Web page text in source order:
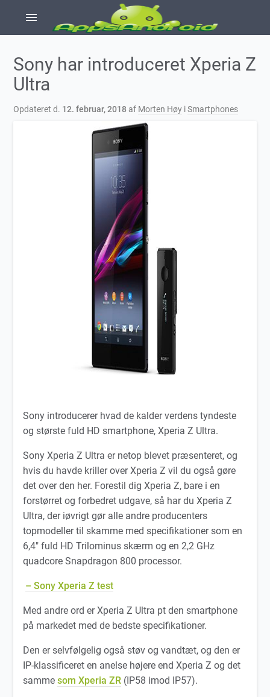
menu
Sony har introduceret Xperia Z
Ultra
Opdateret d. 12. februar, 2018 af Morten Høy iSmartphones
Sony introducerer hvad de kalder verdens tyndeste
og største fuld HD smartphone, Xperia Z Ultra.
Sony Xperia Z Ultra er netop blevet præsenteret, og
hvis du havde kriller over Xperia Z vil du også gøre
det over den her. Forestil dig Xperia Z, bare i en
forstørret og forbedret udgave, så har du Xperia Z
Ultra, der iøvrigt gør alle andre producenters
topmodeller til skamme med specifikationer som en
6,4″ fuld HD Trilominus skærm og en 2,2 GHz
quadcore Snapdragon 800 processor.
– Sony Xperia Z test
Med andre ord er Xperia Z Ultra pt den smartphone
på markedet med de bedste specifikationer.
Den er selvfølgelig også støv og vandtæt, og den er
IP-klassificeret en anelse højere end Xperia Z og det
sammesom Xperia ZR (IP58 imod IP57).